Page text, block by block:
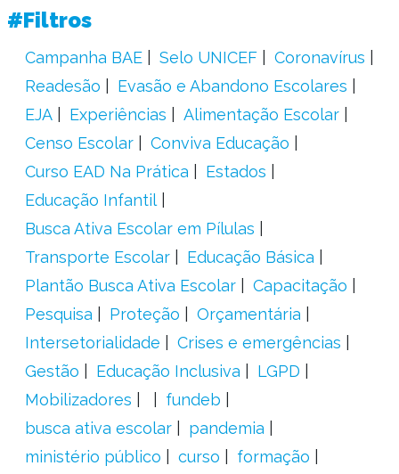
#Filtros
Campanha BAE Selo UNICEF
Coronavírus
Readesão
Evasão e Abandono Escolares
EJA
Experiências
Alimentação Escolar
Censo Escolar
Conviva Educação
Curso EAD Na Prática
Estados
Educação Infantil
Busca Ativa Escolar em Pílulas
Transporte Escolar
Educação Básica
Plantão Busca Ativa Escolar
Capacitação
Pesquisa
Proteção
Orçamentária
Intersetorialidade
Crises e emergências
Gestão
Educação Inclusiva
LGPD
Mobilizadores
fundeb
busca ativa escolar
pandemia
ministério público
curso
formação